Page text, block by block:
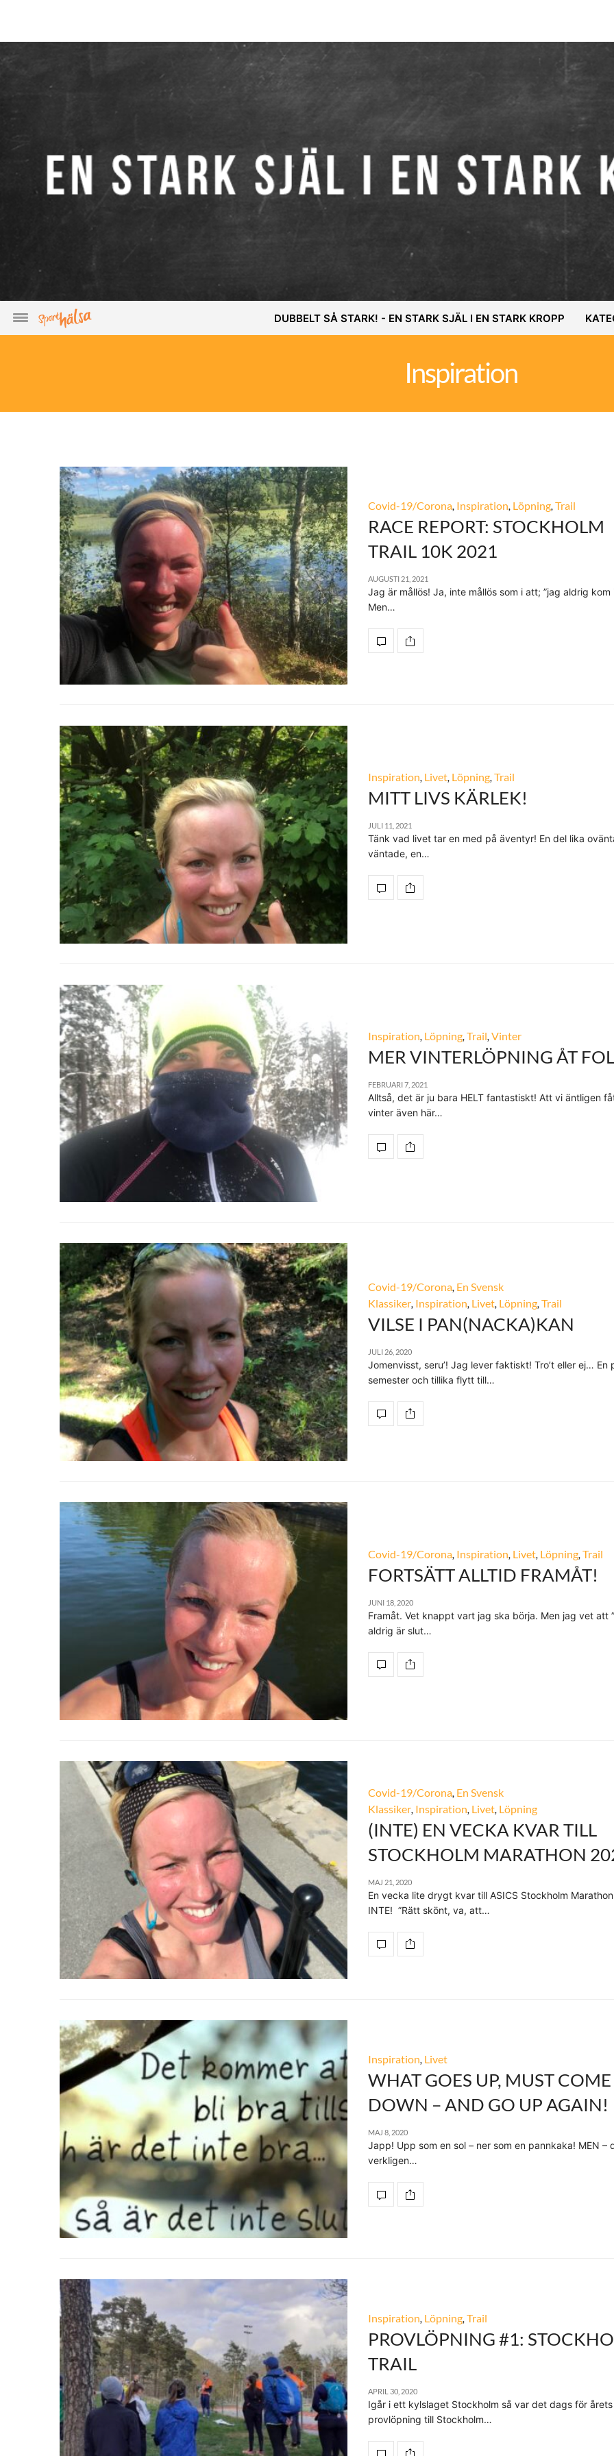
DUBBELT SÅ STARK! - EN STARK SJÄL I EN STARK KROPP
Inspiration
Covid-19/Corona, Inspiration, Löpning,Trail
RACE REPORT: STOCKHOLM
TRAIL 10K 2021
AUGUSTI 21, 2021
Jag är mållös! Ja, inte mållös som i att; ”jag aldrig kom
Men…
Inspiration, Livet, Löpning,Trail
MITT LIVS KÄRLEK!
JULI 11, 2021
Tänk vad livet tar en med på äventyr! En del lika
väntade, en…
Inspiration, Löpning,Trail,Vinter
MER VINTERLÖPNING ÅT
FEBRUARI 7, 2021
Alltså, det är ju bara HELT fantastiskt! Att vi äntligen
vinter även här…
Covid-19/Corona, En Svensk
Klassiker, Inspiration, Livet, Löpning,Trail
VILSE I PAN(NACKA)KAN
JULI 26, 2020
Jomenvisst, seru’! Jag lever faktiskt! Tro’t eller ej… En
semester och tillika flytt till…
Covid-19/Corona Inspiration Livet Löpning Trail
FORTSÄTT ALLTID FRAMÅT!
JUNI 18, 2020
Framåt. Vet knappt vart jag ska börja. Men jag vet att
aldrig är slut…
Covid-19/Corona En Svensk
Klassiker Inspiration Livet Löpning
(INTE) EN VECKA KVAR TILL
STOCKHOLM MARATHON
MAJ 21, 2020
En vecka lite drygt kvar till ASICS Stockholm
INTE! ”Rätt skönt, va, att…
Inspiration, Livet
WHAT GOES UP, MUST COME
DOWN – AND GO UP AGAIN!
MAJ 8, 2020
Japp! Upp som en sol – ner som en pannkaka! MEN –
verkligen…
Inspiration, Löpning,Trail
PROVLÖPNING #1:
TRAIL
APRIL 30, 2020
Igår i ett kylslaget Stockholm så var det dags för
provlöpning till Stockholm…